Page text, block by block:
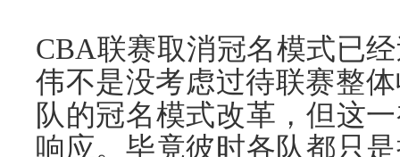
CBA联赛取消冠名模式已
伟不是没考虑过待联赛整
队的冠名模式改革，但这
响应。毕竟彼时各队都只